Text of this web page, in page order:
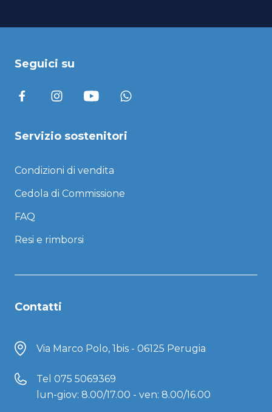
Seguici su
Servizio sostenitori
Condizioni di vendita
Cedola di Commissione
FAQ
Resi e rimborsi
Contatti
Via Marco Polo, 1bis - 06125 Perugia
Tel 075 5069369
lun-giov: 8.00/17.00 - ven: 8.00/16.00